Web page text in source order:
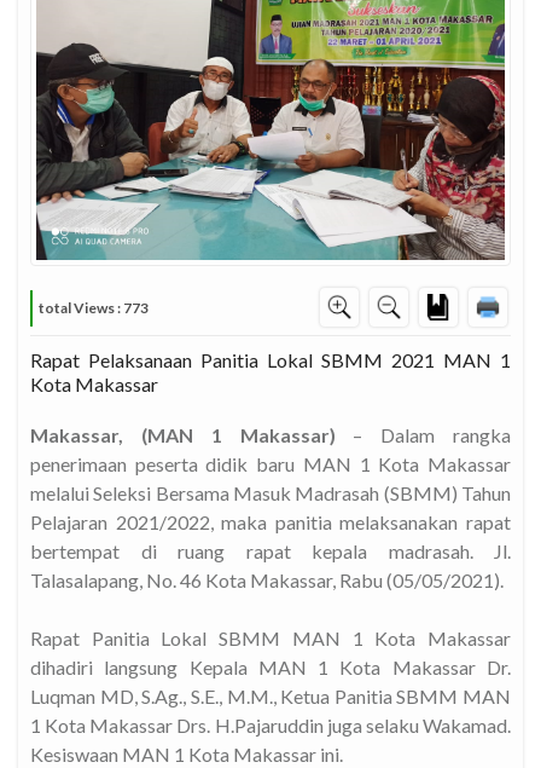
2021 SECARA…
REGULER
total Views : 773
Rapat Pelaksanaan Panitia Lokal SBMM 2021 MAN 1
Kota Makassar
Makassar, (MAN 1 Makassar) – Dalam rangka
penerimaan peserta didik baru MAN 1 Kota Makassar
melalui Seleksi Bersama Masuk Madrasah (SBMM) Tahun
Pelajaran 2021/2022, maka panitia melaksanakan rapat
bertempat di ruang rapat kepala madrasah. Jl.
Talasalapang, No. 46 Kota Makassar, Rabu (05/05/2021).
Rapat Panitia Lokal SBMM MAN 1 Kota Makassar
dihadiri langsung Kepala MAN 1 Kota Makassar Dr.
Luqman MD, S.Ag., S.E., M.M., Ketua Panitia SBMM MAN
1 Kota Makassar Drs. H.Pajaruddin juga selaku Wakamad.
Kesiswaan MAN 1 Kota Makassar ini.